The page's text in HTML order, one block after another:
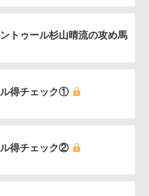
トゥール杉山晴流の攻め馬
ル得チェック①
ル得チェック②